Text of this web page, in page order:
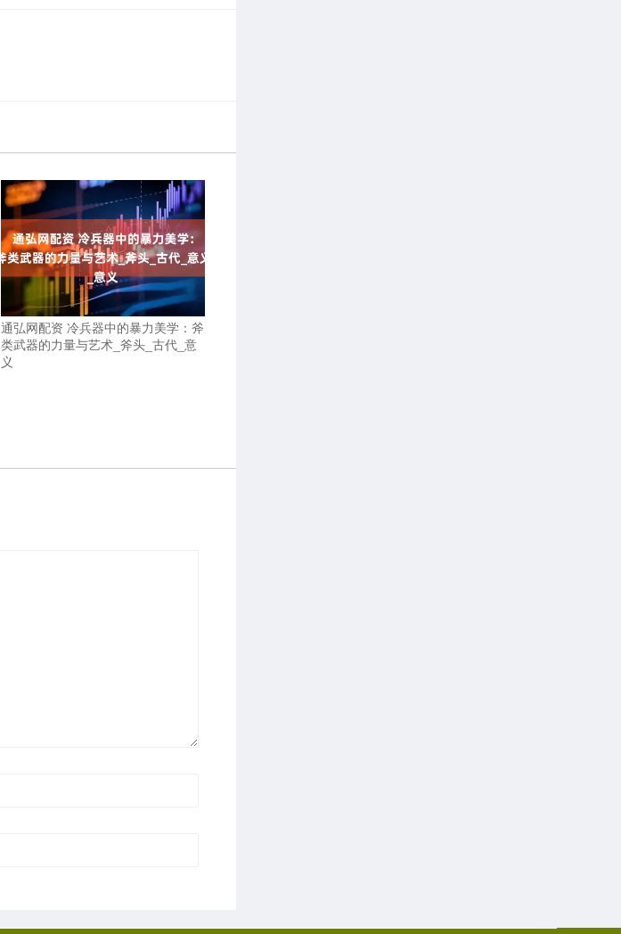
通弘网配资 冷兵器中的暴力美学：斧
类武器的力量与艺术_斧头_古代_意
义